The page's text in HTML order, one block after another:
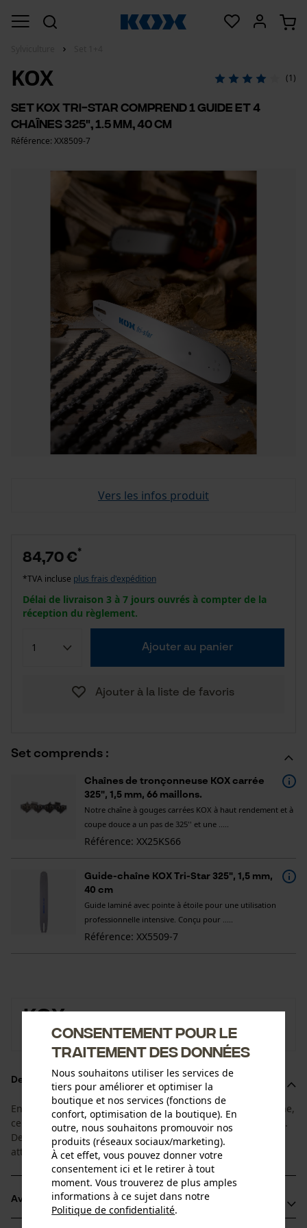
KOX (1)
Set KOX Tri-Star comprend 1 guide et 4
chaînes 325", 1.5 mm, 40 cm
Référence: XX8509-7
Vers les infos produit
Set comprends :
Chaînes de tronçonneuse KOX carrée
325", 1,5 mm, 66 maillons.
Notre chaîne à gouges carrées KOX à haut rendement et à
coupe douce a un pas de 325'' et une .....
Référence: XX25KS66
Guide-chaîne KOX Tri-Star 325", 1,5 mm,
40 cm
Guide laminé avec pointe à étoile pour une utilisation
professionnelle intensive. Conçu pour .....
Référence: XX5509-7
84,70 €*
*TVA incluse plus frais d'expédition
Délai de livraison 3 à 7 jours ouvrés à compter de la
réception du règlement.
Ajouter au panier
Ajouter à la liste de favoris
KOX
Vers la boutique de la marque KOX
Description du produit
En adéquation entre la durée de vie du guide et de la chaîne,
ce super-set comprend 1+4 un guide et 4 chaînes adaptées.
De cette façon, vous pourrez changer de chaîne sans
attendre !
Avantages du produit
Consentement pour le
traitement des données
Nous souhaitons utiliser les services de
tiers pour améliorer et optimiser la
boutique et nos services (fonctions de
confort, optimisation de la boutique). En
outre, nous souhaitons promouvoir nos
produits (réseaux sociaux/marketing).
À cet effet, vous pouvez donner votre
consentement ici et le retirer à tout
moment. Vous trouverez de plus amples
informations à ce sujet dans notre
Politique de confidentialité.
partager